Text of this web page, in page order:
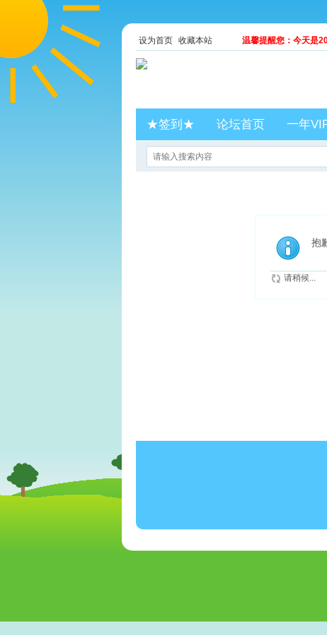
设为首页 收藏本站 温馨提醒您：今天是
★签到★ 论坛首页 一年
抱
请稍候...